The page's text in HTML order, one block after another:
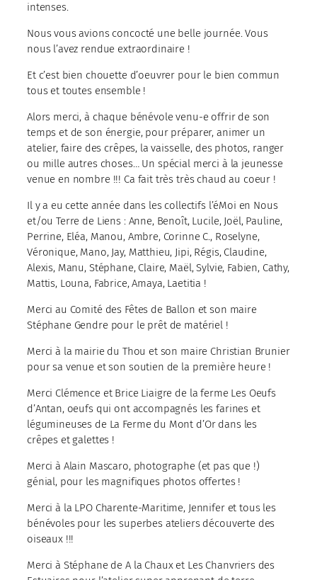
intenses.
Nous vous avions concocté une belle journée. Vous
nous l’avez rendue extraordinaire !
Et c’est bien chouette d’oeuvrer pour le bien commun
tous et toutes ensemble !
Alors merci, à chaque bénévole venu-e offrir de son
temps et de son énergie, pour préparer, animer un
atelier, faire des crêpes, la vaisselle, des photos, ranger
ou mille autres choses… Un spécial merci à la jeunesse
venue en nombre !!! Ca fait très très chaud au coeur !
Il y a eu cette année dans les collectifs l’éMoi en Nous
et/ou Terre de Liens : Anne, Benoît, Lucile, Joël, Pauline,
Perrine, Eléa, Manou, Ambre, Corinne C., Roselyne,
Véronique, Mano, Jay, Matthieu, Jipi, Régis, Claudine,
Alexis, Manu, Stéphane, Claire, Maël, Sylvie, Fabien, Cathy,
Mattis, Louna, Fabrice, Amaya, Laetitia !
Merci au Comité des Fêtes de Ballon et son maire
Stéphane Gendre pour le prêt de matériel !
Merci à la mairie du Thou et son maire Christian Brunier
pour sa venue et son soutien de la première heure !
Merci Clémence et Brice Liaigre de la ferme Les Oeufs
d’Antan, oeufs qui ont accompagnés les farines et
légumineuses de La Ferme du Mont d’Or dans les
crêpes et galettes !
Merci à Alain Mascaro, photographe (et pas que !)
génial, pour les magnifiques photos offertes !
Merci à la LPO Charente-Maritime, Jennifer et tous les
bénévoles pour les superbes ateliers découverte des
oiseaux !!!
Merci à Stéphane de A la Chaux et Les Chanvriers des